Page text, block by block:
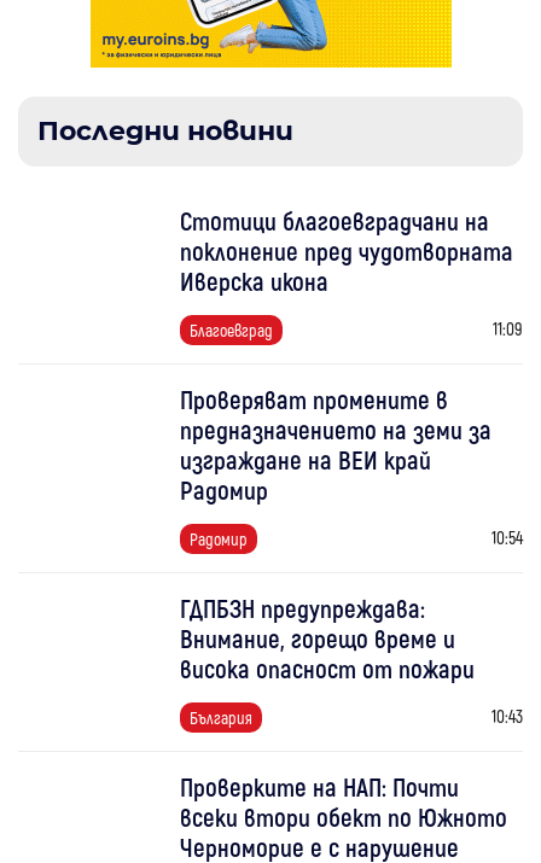
Последни новини
Стотици благоевградчани на
поклонение пред чудотворната
Иверска икона
Благоевград 11:09
Проверяват промените в
предназначението на земи за
изграждане на ВЕИ край
Радомир
Радомир 10:54
ГДПБЗН предупреждава:
Внимание, горещо време и
висока опасност от пожари
България 10:43
Проверките на НАП: Почти
всеки втори обект по Южното
Черноморие е с нарушение